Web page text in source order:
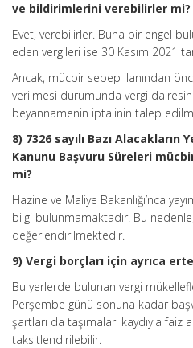
ve bildirimlerini verebilirler mi?
Evet, verebilirler. Buna bir engel
eden vergileri ise 30 Kasım 2021
Ancak, mücbir sebep ilanından
verilmesi durumunda vergi
beyannamenin iptalinin talep
8) 7326 sayılı Bazı Alacakların
Kanunu Başvuru Süreleri
mi?
Hazine ve Maliye Bakanlığı’nca
bilgi bulunmamaktadır. Bu
değerlendirilmektedir.
9) Vergi borçları için ayrıca
Bu yerlerde bulunan vergi
Perşembe günü sonuna kadar
şartları da taşımaları kaydıyla faiz
taksitlendirilebilir.